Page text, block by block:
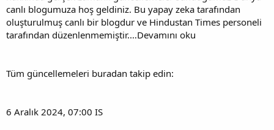
canlı blogumuza hoş geldiniz. Bu yapay zeka tarafından
oluşturulmuş canlı bir blogdur ve Hindustan Times personeli
tarafından düzenlenmemiştir.…Devamını oku
Tüm güncellemeleri buradan takip edin:
6 Aralık 2024, 07:00 IS